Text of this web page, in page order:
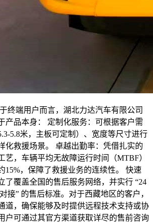
终端用户而言，湖北力达汽车有限公司
产品本身： 定制化服务：可根据客户需
5.8米，主板可定制）、宽度等尺寸进行
化救援场景。 卓越出勤率：凭借扎实的
艺，车辆平均无故障运行时间（MTBF）
15%，保障了救援业务的连续性。 快速
了覆盖全国的售后服务网络，并实行 “24
接” 的售后标准。对于西藏地区的客户，
道，确保能够及时提供远程技术支持或协
户可通过其官方渠道获取详尽的售前咨询